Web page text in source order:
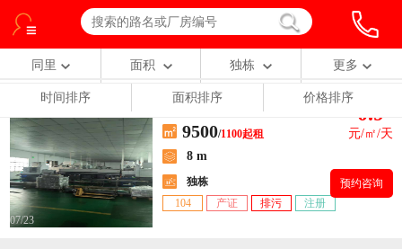
同里 面积 独栋 更多
时间排序 面积排序 价格排序
07/23
9500/1100起租
8 m
独栋
104
产证 排污 注册
0.9
元/㎡/天
预约咨询